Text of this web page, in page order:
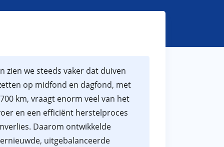
zien we steeds vaker dat duiven
op midfond en dagfond, met
km, vraagt enorm veel van het
en een efficiënt herstelproces
Daarom ontwikkelde
uitgebalanceerde